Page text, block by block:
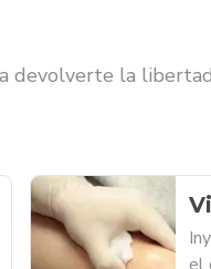
devolverte la libertad
e